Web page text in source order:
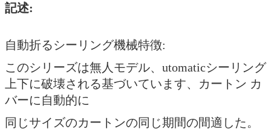
記述:
自動折るシーリング機械特徴:
このシリーズは無人モデル、utomaticシーリング
上下に破壊される基づいています、カートン カ
バーに自動的に
同じサイズのカートンの同じ期間の間適した。